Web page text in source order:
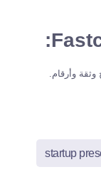
وأرقام.
startup